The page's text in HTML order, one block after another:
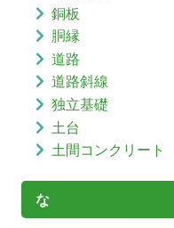
銅板
胴縁
道路
道路斜線
独立基礎
土台
土間コンクリート
な